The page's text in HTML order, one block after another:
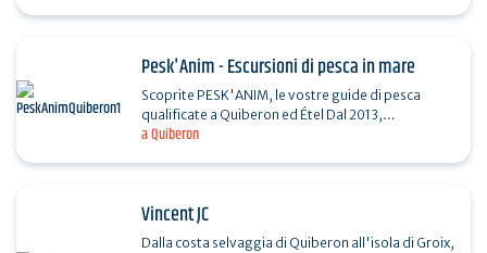
a Quiberon
Pesk'Anim - Escursioni di pesca in mare
Scoprite PESK'ANIM, le vostre guide di pesca
qualificate a Quiberon ed Étel Dal 2013,
PESK'ANIM sostiene gli appassionati di pesca in
Vincent JC
Dalla costa selvaggia di Quiberon all'isola di Groix,